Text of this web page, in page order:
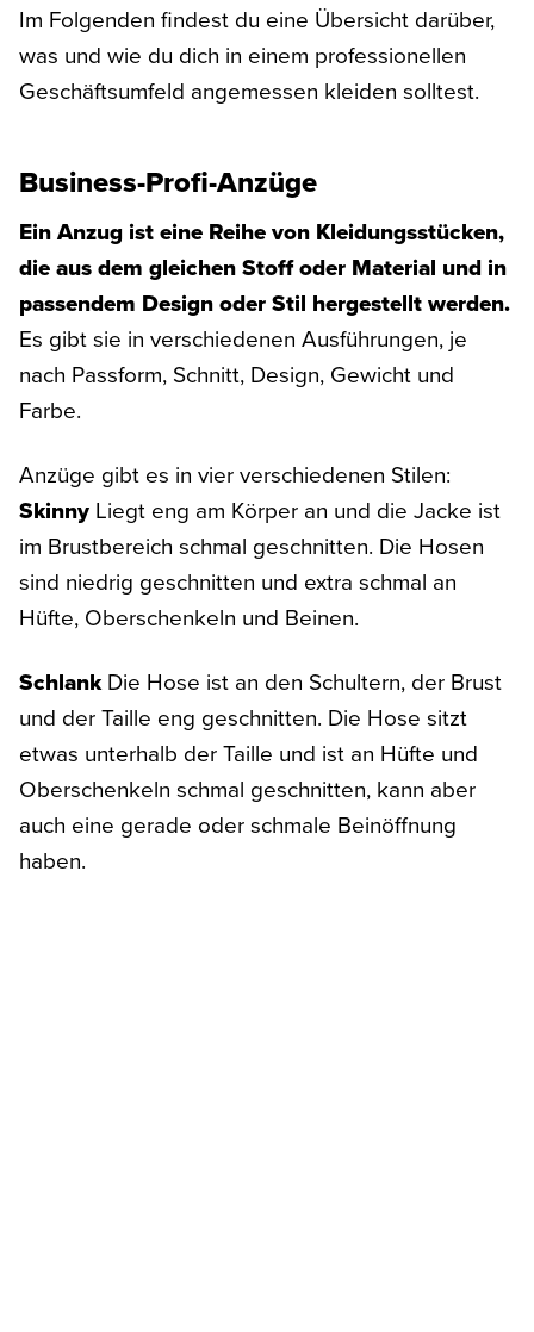
Im Folgenden findest du eine Übersicht darüber,
was und wie du dich in einem professionellen
Geschäftsumfeld angemessen kleiden solltest.
Business-Profi-Anzüge
Ein Anzug ist eine Reihe von Kleidungsstücken,
die aus dem gleichen Stoff oder Material und in
passendem Design oder Stil hergestellt werden.
Es gibt sie in verschiedenen Ausführungen, je
nach Passform, Schnitt, Design, Gewicht und
Farbe.
Anzüge gibt es in vier verschiedenen Stilen:
Skinny Liegt eng am Körper an und die Jacke ist
im Brustbereich schmal geschnitten. Die Hosen
sind niedrig geschnitten und extra schmal an
Hüfte, Oberschenkeln und Beinen.
SchlankDie Hose ist an den Schultern, der Brust
und der Taille eng geschnitten. Die Hose sitzt
etwas unterhalb der Taille und ist an Hüfte und
Oberschenkeln schmal geschnitten, kann aber
auch eine gerade oder schmale Beinöffnung
haben.